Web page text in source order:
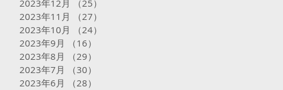
2023年12月
（25）
2023年11月
（27）
2023年10月
（24）
2023年9月
（16）
2023年8月
（29）
2023年7月
（30）
2023年6月
（28）